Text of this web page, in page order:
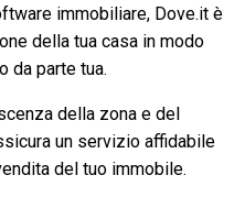
immobiliare, Dove.it è
della tua casa in modo
da parte tua.
della zona e del
un servizio affidabile
del tuo immobile.